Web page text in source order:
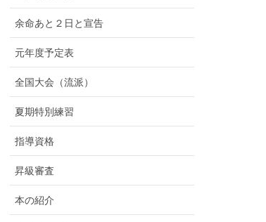
余命あと２日と宣告
元年度予定表
全国大会（流派）
夏期特別練習
指導資格
昇級審査
本の紹介